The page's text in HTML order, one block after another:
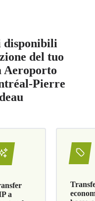
disponibili
del tuo
Aeroporto
Pierre
a